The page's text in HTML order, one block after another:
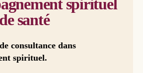
spirituel
santé
consultance dans
spirituel.